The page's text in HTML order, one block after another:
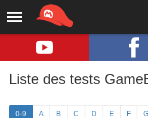
Liste des tests
0-9 A B C D E F G